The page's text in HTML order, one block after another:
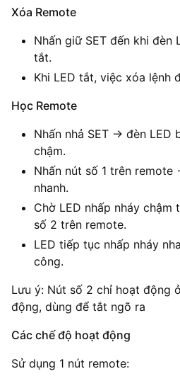
Xóa Remote
Nhấn giữ SET đến khi đèn
tắt.
Khi LED tắt, việc xóa lệnh
Học Remote
Nhấn nhả SET → đèn LED
chậm.
Nhấn nút số 1 trên remote
nhanh.
Chờ LED nhấp nháy chậm
số 2 trên remote.
LED tiếp tục nhấp nháy
công.
Lưu ý: Nút số 2 chỉ hoạt động
động, dùng để tắt ngõ ra
Các chế độ hoạt động
Sử dụng 1 nút remote: